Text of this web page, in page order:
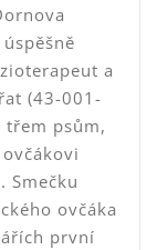
a
(43-001-
třem psům,
Smečku
ovčáka
první